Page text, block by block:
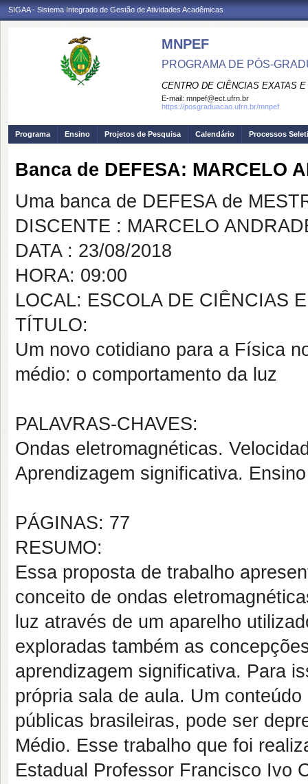
SIGAA - Sistema Integrado de Gestão de Atividades Acadêmicas
MNPEF
PROGRAMA DE PÓS-
CENTRO DE CIÊNCIAS EXATAS
E-mail: mnpef@ect.ufrn.br
https://posgraduacao.ufrn.br/mnpef
Programa Ensino Projetos de Pesquisa Calendário Processos
Banca de DEFESA: MARCELO
Uma banca de DEFESA de
DISCENTE : MARCELO
DATA : 23/08/2018
HORA: 09:00
LOCAL: ESCOLA DE CIÊNCIAS
TÍTULO:
Um novo cotidiano para a Física
médio: o comportamento da luz
PALAVRAS-CHAVES:
Ondas eletromagnéticas.
Aprendizagem significativa.
PÁGINAS: 77
RESUMO:
Essa proposta de trabalho
conceito de ondas
luz através de um aparelho
exploradas também as
aprendizagem significativa. Para
própria sala de aula. Um
públicas brasileiras, pode ser
Médio. Esse trabalho que foi
Estadual Professor Francisco Ivo